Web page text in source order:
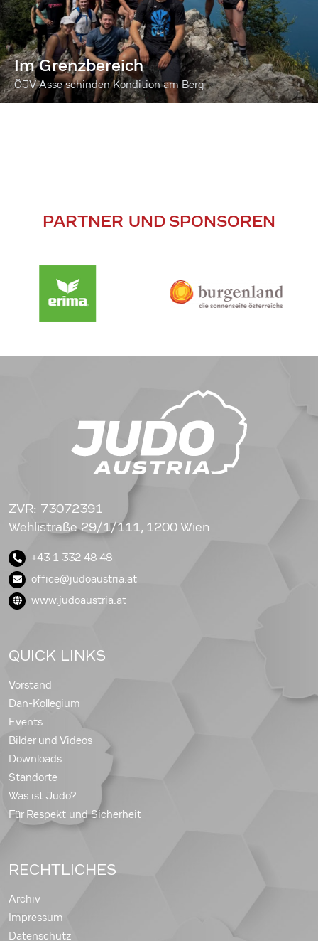
Im Grenzbereich
ÖJV-Asse schinden Kondition am Berg
PARTNER UND SPONSOREN
ZVR: 73072391
Wehlistraße 29/1/111, 1200 Wien
+43 1 332 48 48
office@judoaustria.at
www.judoaustria.at
QUICK LINKS
Vorstand
Dan-Kollegium
Events
Bilder und Videos
Downloads
Standorte
Was ist Judo?
Für Respekt und Sicherheit
RECHTLICHES
Archiv
Impressum
Datenschutz